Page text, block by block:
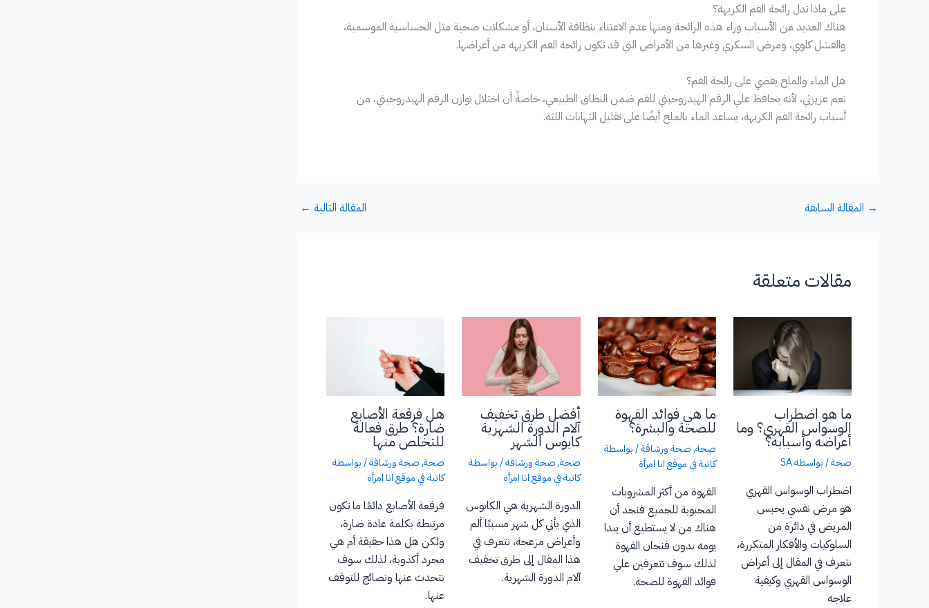
على ماذا تدل رائحة الفم الكريهة؟
هناك العديد من الأسباب وراء هذه الرائحة ومنها عدم الاعتناء بنظافة الأسنان، أو مشكلات صحية مثل الحساسية الموسمية،
والفشل كلوي، ومرض السكري وغيرها من الأمراض التي قد تكون رائحة الفم الكريهة من أعراضها.
هل الماء والملح يقضي على رائحة الفم؟
نعم عزيزتي، لأنه يحافظ علي الرقم الهيدروجيني للفم ضمن النطاق الطبيعي، خاصةً أن اختلال توازن الرقم الهيدروجيني، من
أسباب رائحة الفم الكريهة، يساعد الماء بالملح أيضًا على تقليل التهابات اللثة.
→ المقالة السابقة المقالة التالية ←
مقالات متعلقة
ما هو اضطراب
الوسواس القهري؟ وما
أعراضه وأسبابه؟
صحة/ بواسطةSA
اضطراب الوسواس القهري
هو مرض نفسي يحبس
المريض في دائرة من
السلوكيات والأفكار المتكررة،
نتعرف في المقال إلى أعراض
الوسواس القهري وكيفية
علاجه
ما هي فوائد القهوة
للصحة والبشرة؟
صحة,صحة ورشاقة/ بواسطة
كاتبة في موقع انا امرأة
القهوة من أكثر المشروبات
المحبوبة للجميع فنجد أن
هناك من لا يستطيع أن يبدا
يومه بدون فنجان القهوة
لذلك سوف تتعرفين علي
فوائد القهوة للصحة.
أفضل طرق تخفيف
آلام الدورة الشهرية
كابوس الشهر
صحة,صحة ورشاقة/ بواسطة
كاتبة في موقع انا امرأة
الدورة الشهرية هي الكابوس
الذي يأتي كل شهر مسببًا ألم
وأعراض مزعجة، نتعرف في
هذا المقال إلى طرق تخفيف
آلام الدورة الشهرية.
هل فرقعة الأصابع
ضارة؟ طرق فعالة
للتخلص منها
صحة,صحة ورشاقة/ بواسطة
كاتبة في موقع انا امرأة
فرقعة الأصابع دائمًا ما تكون
مرتبطة بكلمة عادة ضارة،
ولكن هل هذا حقيقة أم هي
مجرد أكذوبة، لذلك سوف
نتحدث عنها ونصائح للتوقف
عنها.